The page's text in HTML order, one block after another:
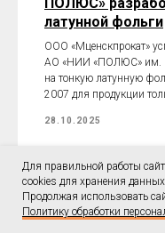
ПОЛЮС»
латунной фольги
ООО «Мценскпрокат»
АО «НИИ «ПОЛЮС» им.
на тонкую латунную
2007 для продукции
28.10.2025
Читать далее
Для правильной работы
cookies для хранения
Продолжая использовать
Политику обработки